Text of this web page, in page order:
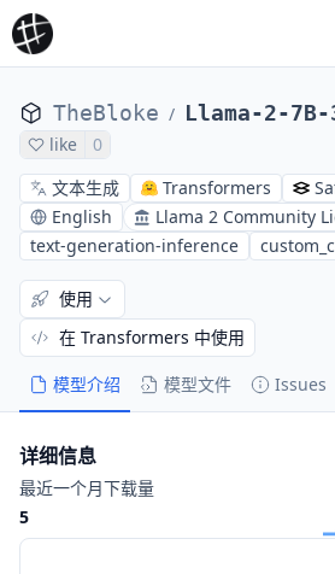
TheBloke /
like
0
文本生成
Transformers
English
Llama 2 Community
text-generation-inference
模型介绍 模型文件 Issues
使用
在 Transformers 中使用
详细信息
最近一个月下载量
5